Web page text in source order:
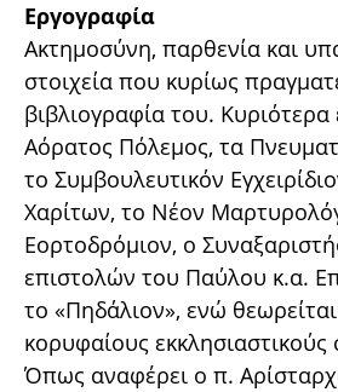
Εργογραφία
Ακτημοσύνη, παρθενία και
στοιχεία που κυρίως
βιβλιογραφία του. Κυριότερα
Αόρατος Πόλεμος, τα
το Συμβουλευτικόν
Χαρίτων‚ το Νέον
Εορτοδρόμιον, ο
επιστολών του Παύλου κ.α.
το «Πηδάλιον», ενώ
κορυφαίους εκκλησιαστικούς
Όπως αναφέρει ο π.